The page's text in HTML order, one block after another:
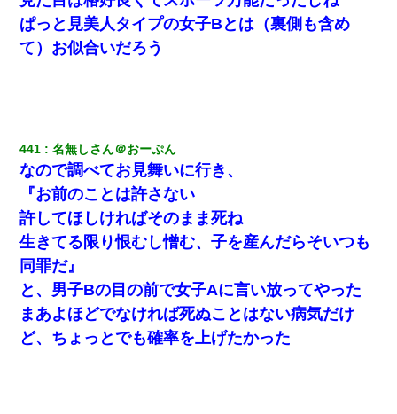
200万を貸したコウトから、追加で400万の申し込み、私「無理。
義弟より娘たちが大事」旦那「娘たちが成人したら別れよう」私
【衝撃】女友達から行為中に告白されてOKした結果
夫に癌の余命宣告。その闘病中に長女から信じられない言葉を受
けた
新築の家で。クラクラするくらいの「白粉の匂い」が鼻につくも
嫁＆娘「そんな匂いしない…」ある日、友人奥「素敵なアンティ
ークですね！」俺（！？）
夫に癌の余命宣告。その闘病中に長女から信じられない言葉を受
ぱっと見美人タイプの女子Bとは（裏側も含め
て）お似合いだろう
441 名無しさん＠おーぷん
なので調べてお見舞いに行き、
『お前のことは許さない
許してほしければそのまま死ね
生きてる限り恨むし憎む、子を産んだらそいつも
同罪だ』
と、男子Bの目の前で女子Aに言い放ってやった
まあよほどでなければ死ぬことはない病気だけ
ど、ちょっとでも確率を上げたかった